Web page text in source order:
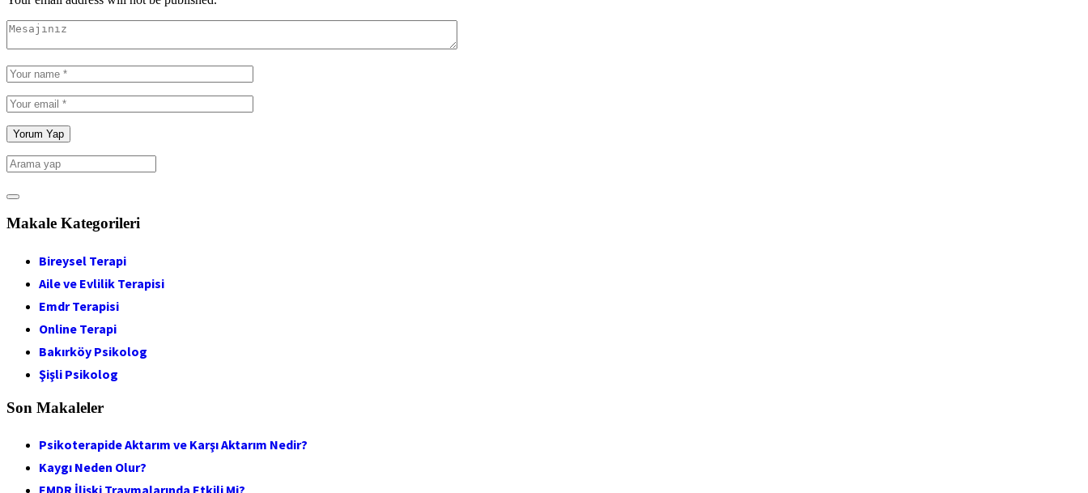
Makale Kategorileri
Bireysel Terapi
Aile ve Evlilik Terapisi
Emdr Terapisi
Online Terapi
Bakırköy Psikolog
Şişli Psikolog
Son Makaleler
Psikoterapide Aktarım ve Karşı Aktarım Nedir?
Kaygı Neden Olur?